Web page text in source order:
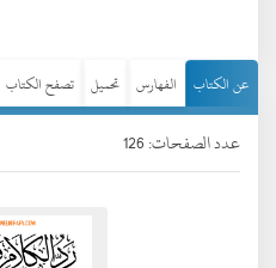
عن الكتاب الفهارس تحميل تصفح الكتاب
عدد الصفحات: 126